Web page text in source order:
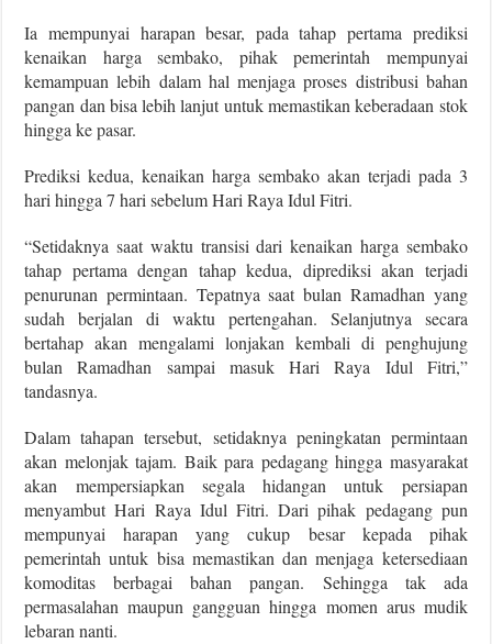
Ia mempunyai harapan besar, pada tahap pertama prediksi
kenaikan harga sembako, pihak pemerintah mempunyai
kemampuan lebih dalam hal menjaga proses distribusi bahan
pangan dan bisa lebih lanjut untuk memastikan keberadaan stok
hingga ke pasar.
Prediksi kedua, kenaikan harga sembako akan terjadi pada 3
hari hingga 7 hari sebelum Hari Raya Idul Fitri.
“Setidaknya saat waktu transisi dari kenaikan harga sembako
tahap pertama dengan tahap kedua, diprediksi akan terjadi
penurunan permintaan. Tepatnya saat bulan Ramadhan yang
sudah berjalan di waktu pertengahan. Selanjutnya secara
bertahap akan mengalami lonjakan kembali di penghujung
bulan Ramadhan sampai masuk Hari Raya Idul Fitri,”
tandasnya.
Dalam tahapan tersebut, setidaknya peningkatan permintaan
akan melonjak tajam. Baik para pedagang hingga masyarakat
akan mempersiapkan segala hidangan untuk persiapan
menyambut Hari Raya Idul Fitri. Dari pihak pedagang pun
mempunyai harapan yang cukup besar kepada pihak
pemerintah untuk bisa memastikan dan menjaga ketersediaan
komoditas berbagai bahan pangan. Sehingga tak ada
permasalahan maupun gangguan hingga momen arus mudik
lebaran nanti.